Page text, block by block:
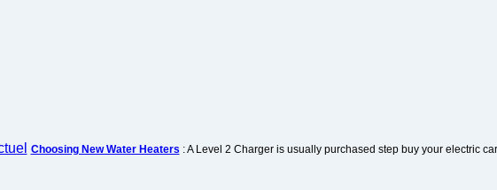
Choosing New Water Heaters : A Level 2 Charger is usually purchased step buy your electric